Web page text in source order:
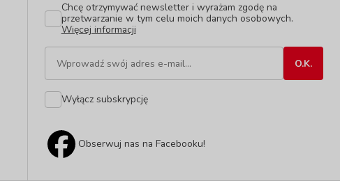
Chcę otrzymywać newsletter i wyrażam zgodę na
przetwarzanie w tym celu moich danych osobowych.
Więcej informacji
Wyłącz subskrypcję
Obserwuj nas na Facebooku!